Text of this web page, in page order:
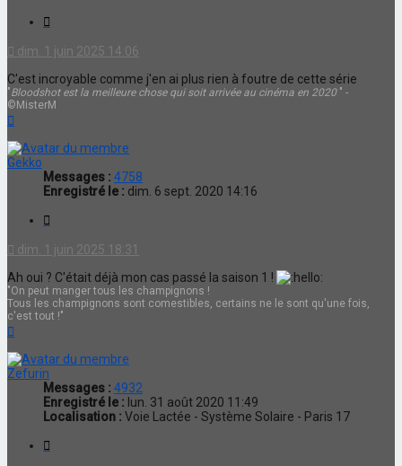
dim. 1 juin 2025 14:06
C'est incroyable comme j'en ai plus rien à foutre de cette série
"Bloodshot est la meilleure chose qui soit arrivée au cinéma en 2020 " -
©MisterM
Gekko
Messages : 4758
Enregistré le : dim. 6 sept. 2020 14:16
dim. 1 juin 2025 18:31
Ah oui ? C'était déjà mon cas passé la saison 1 !
"On peut manger tous les champignons !
Tous les champignons sont comestibles, certains ne le sont qu'une fois,
c'est tout !"
Zefurin
Messages : 4932
Enregistré le : lun. 31 août 2020 11:49
Localisation : Voie Lactée - Système Solaire - Paris 17